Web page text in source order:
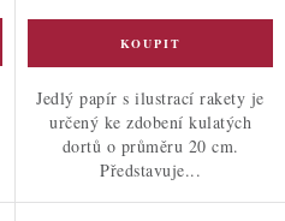
Jedlý papír s ilustrací rakety je
určený ke zdobení kulatých
dortů o průměru 20 cm.
Představuje...